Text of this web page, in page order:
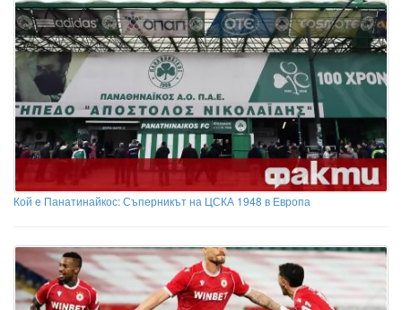
Кой е Панатинайкос: Съперникът на ЦСКА 1948 в Европа